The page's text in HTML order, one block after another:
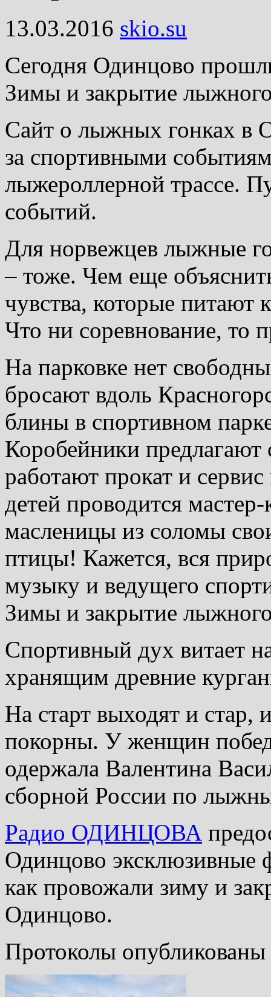
13.03.2016 skio.su
Сегодня Одинцово
Зимы и закрытие
Сайт о лыжных гонках в
за спортивными
лыжероллерной трассе.
событий.
Для норвежцев лыжные
– тоже. Чем еще
чувства, которые
Что ни соревнование, то
На парковке нет
бросают вдоль
блины в спортивном
Коробейники предлагают
работают прокат и
детей проводится
масленицы из соломы
птицы! Кажется, вся
музыку и ведущего
Зимы и закрытие
Спортивный дух витает
хранящим древние
На старт выходят и стар,
покорны. У женщин
одержала Валентина
сборной России по
Радио ОДИНЦОВА
Одинцово эксклюзивные
как провожали зиму и
Одинцово.
Протоколы